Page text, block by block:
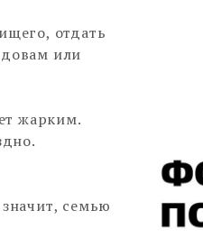
отдать
или
жарким.
семью